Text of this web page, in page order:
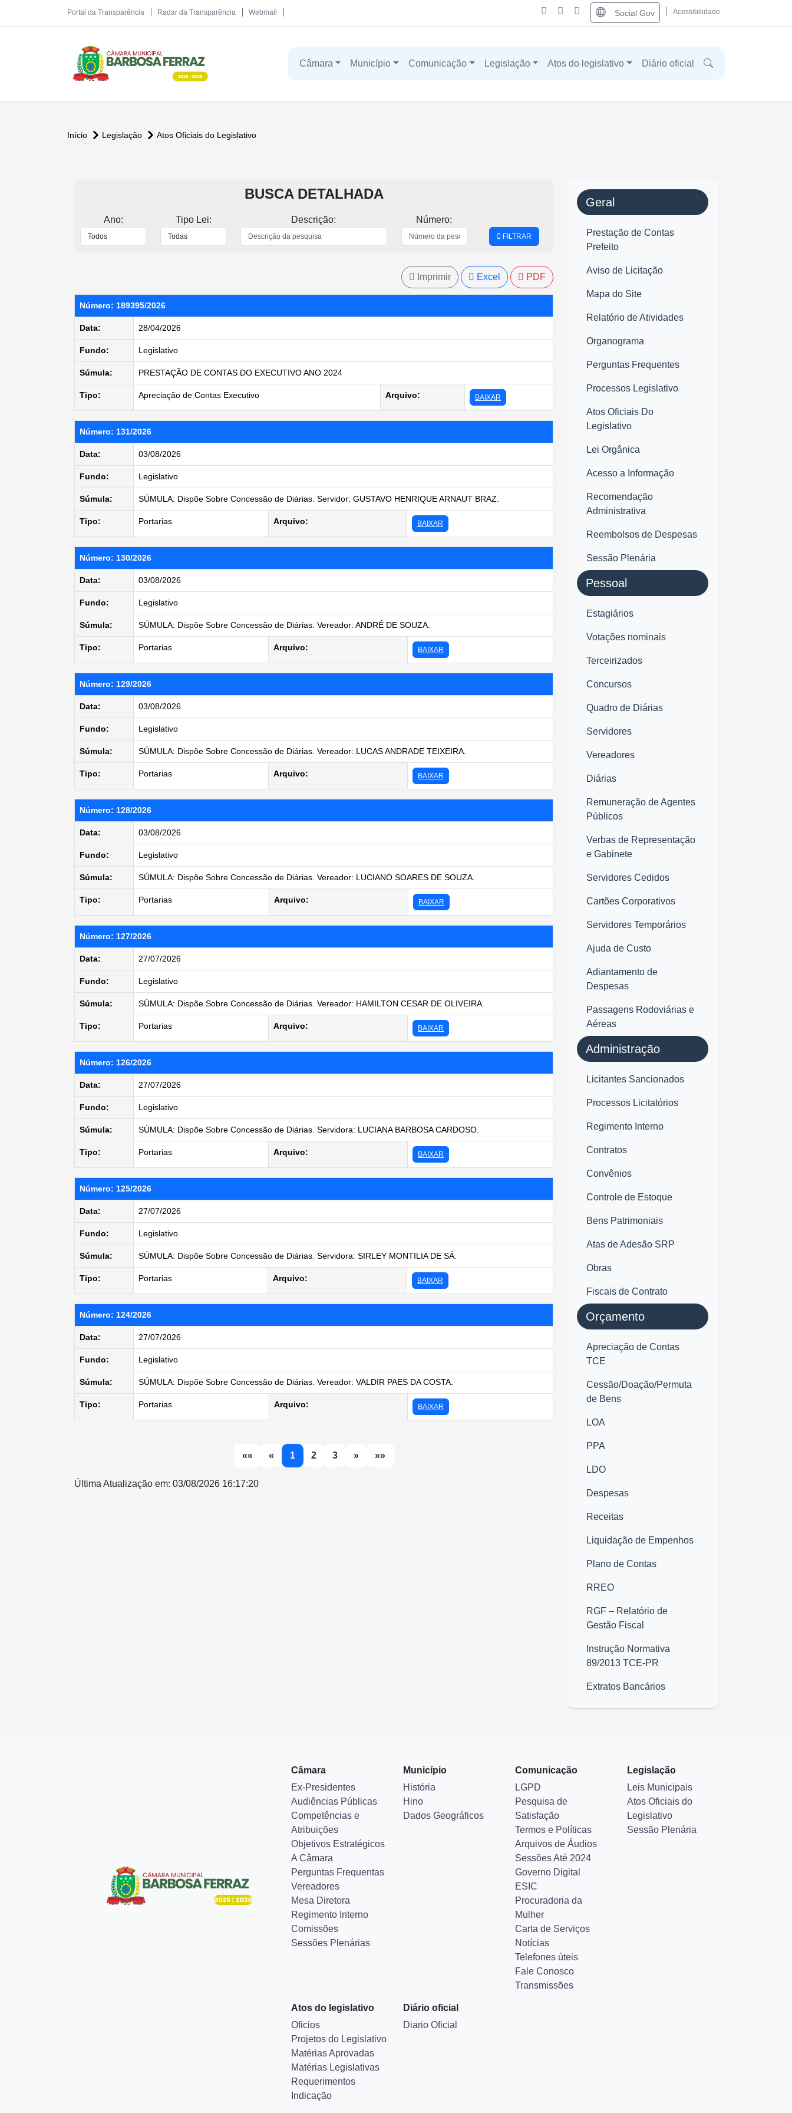
Portal da Transparência Radar da Transparência Webmail Social Gov Acessibilidade
Câmara Município Comunicação Legislação Atos do legislativo Diário oficial
Início Legislação Atos Oficiais do Legislativo
BUSCA DETALHADA
Ano: Tipo Lei: Descrição: Número:
FILTRAR
Imprimir Excel PDF
Número: 189395/2026
Data: 28/04/2026
Fundo: Legislativo
Súmula: PRESTAÇÃO DE CONTAS DO EXECUTIVO ANO 2024
Tipo: Apreciação de Contas Executivo Arquivo: BAIXAR
Número: 131/2026
Data: 03/08/2026
Fundo: Legislativo
Súmula: SÚMULA: Dispõe Sobre Concessão de Diárias. Servidor: GUSTAVO HENRIQUE ARNAUT BRAZ.
Tipo: Portarias Arquivo: BAIXAR
Número: 130/2026
Data: 03/08/2026
Fundo: Legislativo
Súmula: SÚMULA: Dispõe Sobre Concessão de Diárias. Vereador: ANDRÉ DE SOUZA.
Tipo: Portarias Arquivo: BAIXAR
Número: 129/2026
Data: 03/08/2026
Fundo: Legislativo
Súmula: SÚMULA: Dispõe Sobre Concessão de Diárias. Vereador: LUCAS ANDRADE TEIXEIRA.
Tipo: Portarias Arquivo: BAIXAR
Número: 128/2026
Data: 03/08/2026
Fundo: Legislativo
Súmula: SÚMULA: Dispõe Sobre Concessão de Diárias. Vereador: LUCIANO SOARES DE SOUZA.
Tipo: Portarias Arquivo: BAIXAR
Número: 127/2026
Data: 27/07/2026
Fundo: Legislativo
Súmula: SÚMULA: Dispõe Sobre Concessão de Diárias. Vereador: HAMILTON CESAR DE OLIVEIRA.
Tipo: Portarias Arquivo: BAIXAR
Número: 126/2026
Data: 27/07/2026
Fundo: Legislativo
Súmula: SÚMULA: Dispõe Sobre Concessão de Diárias. Servidora: LUCIANA BARBOSA CARDOSO.
Tipo: Portarias Arquivo: BAIXAR
Número: 125/2026
Data: 27/07/2026
Fundo: Legislativo
Súmula: SÚMULA: Dispõe Sobre Concessão de Diárias. Servidora: SIRLEY MONTILIA DE SÁ.
Tipo: Portarias Arquivo: BAIXAR
Número: 124/2026
Data: 27/07/2026
Fundo: Legislativo
Súmula: SÚMULA: Dispõe Sobre Concessão de Diárias. Vereador: VALDIR PAES DA COSTA.
Tipo: Portarias Arquivo: BAIXAR
«« « 1 2 3 » »»
Última Atualização em: 03/08/2026 16:17:20
Geral
Prestação de Contas
Prefeito
Aviso de Licitação
Mapa do Site
Relatório de Atividades
Organograma
Perguntas Frequentes
Processos Legislativo
Atos Oficiais Do
Legislativo
Lei Orgânica
Acesso a Informação
Recomendação
Administrativa
Reembolsos de Despesas
Sessão Plenária
Pessoal
Estagiários
Votações nominais
Terceirizados
Concursos
Quadro de Diárias
Servidores
Vereadores
Diárias
Remuneração de Agentes
Públicos
Verbas de Representação
e Gabinete
Servidores Cedidos
Cartões Corporativos
Servidores Temporários
Ajuda de Custo
Adiantamento de
Despesas
Passagens Rodoviárias e
Aéreas
Administração
Licitantes Sancionados
Processos Licitatórios
Regimento Interno
Contratos
Convênios
Controle de Estoque
Bens Patrimoniais
Atas de Adesão SRP
Obras
Fiscais de Contrato
Orçamento
Apreciação de Contas
TCE
Cessão/Doação/Permuta
de Bens
LOA
PPA
LDO
Despesas
Receitas
Liquidação de Empenhos
Plano de Contas
RREO
RGF – Relatório de
Gestão Fiscal
Instrução Normativa
89/2013 TCE-PR
Extratos Bancários
Câmara
Ex-Presidentes
Audiências Públicas
Competências e
Atribuições
Objetivos Estratégicos
A Câmara
Perguntas Frequentas
Vereadores
Mesa Diretora
Regimento Interno
Comissões
Sessões Plenárias
Município
História
Hino
Dados Geográficos
Comunicação
LGPD
Pesquisa de
Satisfação
Termos e Políticas
Arquivos de Áudios
Sessões Até 2024
Governo Digital
ESIC
Procuradoria da
Mulher
Carta de Serviços
Notícias
Telefones úteis
Fale Conosco
Transmissões
Legislação
Leis Municipais
Atos Oficiais do
Legislativo
Sessão Plenária
Atos do legislativo
Oficios
Projetos do Legislativo
Matérias Aprovadas
Matérias Legislativas
Requerimentos
Indicação
Diário oficial
Diario Oficial